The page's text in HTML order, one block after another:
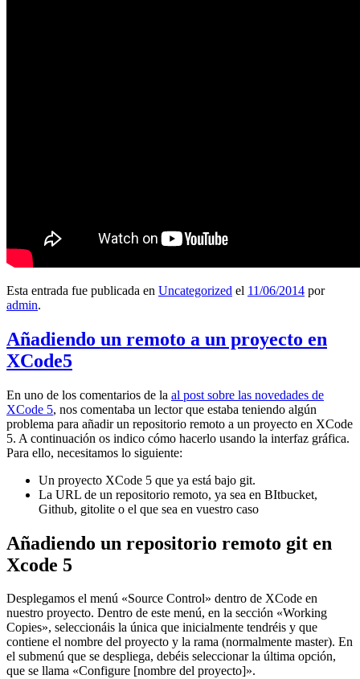
Esta entrada fue publicada en Uncategorized el 11/06/2014 por
admin.
Añadiendo un remoto a un proyecto en
XCode5
En uno de los comentarios de la al post sobre las novedades de
XCode 5, nos comentaba un lector que estaba teniendo algún
problema para añadir un repositorio remoto a un proyecto en XCode
5. A continuación os indico cómo hacerlo usando la interfaz gráfica.
Para ello, necesitamos lo siguiente:
Un proyecto XCode 5 que ya está bajo git.
La URL de un repositorio remoto, ya sea en BItbucket,
Github, gitolite o el que sea en vuestro caso
Añadiendo un repositorio remoto git en
Xcode 5
Desplegamos el menú «Source Control» dentro de XCode en
nuestro proyecto. Dentro de este menú, en la sección «Working
Copies», seleccionáis la única que inicialmente tendréis y que
contiene el nombre del proyecto y la rama (normalmente master). En
el submenú que se despliega, debéis seleccionar la última opción,
que se llama «Configure [nombre del proyecto]».